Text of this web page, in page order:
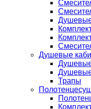
Душевые
Трапы